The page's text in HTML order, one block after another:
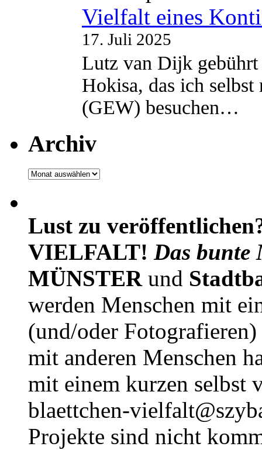
Vielfalt eines
17. Juli 2025
Lutz van Dijk
Hokisa, das ich
(GEW) besuchen…
Archiv
Archiv
Lust zu
VIELFALT! Das bunte
MÜNSTERund
werden Menschen mit
(und/oder
mit anderen Menschen
mit einem kurzen selbst
blaettchen-
Projekte sind nicht